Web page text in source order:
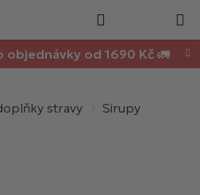
objednávky od 1690 Kč 🚛
košík
stravy Sirupy